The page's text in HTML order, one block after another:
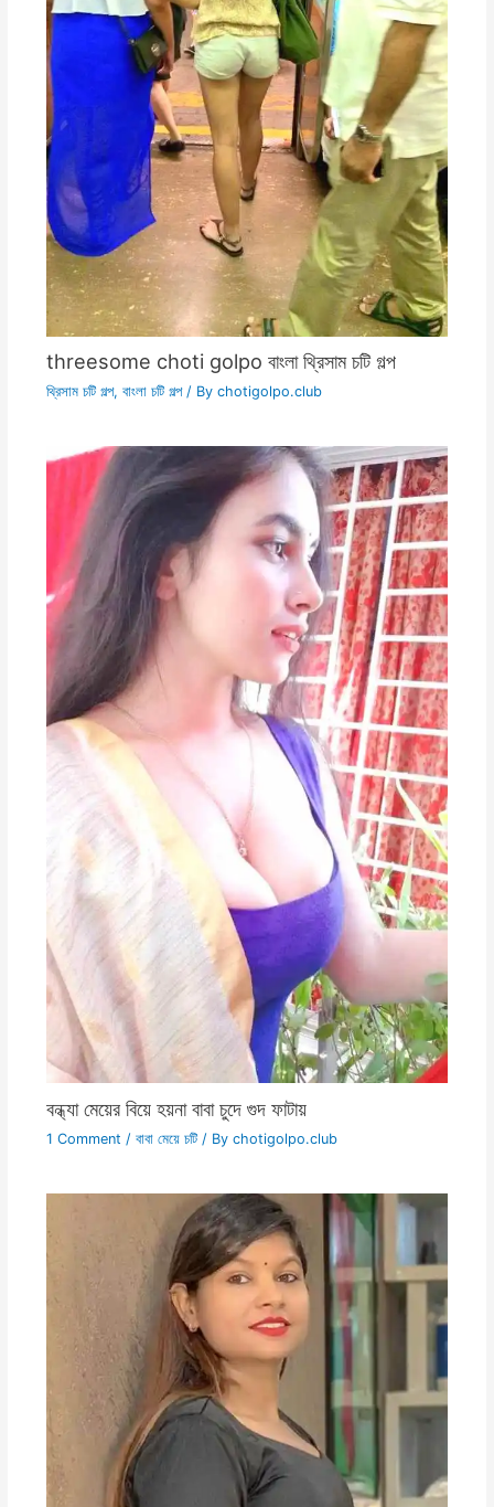
threesome choti golpo বাংলা থ্রিসাম চটি গল্প
থ্রিসাম চটি গল্প, বাংলা চটি গল্প/ By chotigolpo.club
বন্ধ্যা মেয়ের বিয়ে হয়না বাবা চুদে গুদ ফাটায়
1 Comment / বাবা মেয়ে চটি/ By chotigolpo.club